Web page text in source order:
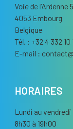
Voie de l’Ardenne
4053 Embourg
Belgique
Tél. : +32 4 332 10
E-mail : contact@
HORAIRES
Lundi au vendredi
8h30 à 19h00